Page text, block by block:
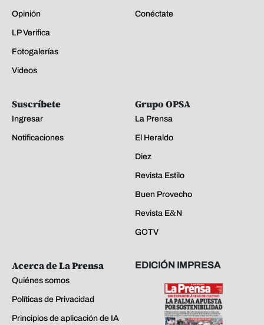
Opinión
LP Verifica
Fotogalerías
Videos
Conéctate
Suscríbete
Ingresar
Notificaciones
Grupo OPSA
La Prensa
El Heraldo
Diez
Revista Estilo
Buen Provecho
Revista E&N
GOTV
Acerca de La Prensa
Quiénes somos
Políticas de Privacidad
Principios de aplicación de IA
EDICIÓN IMPRESA